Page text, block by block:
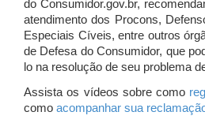
do Consumidor.gov.br,
atendimento dos Procons,
Especiais Cíveis, entre outros
de Defesa do Consumidor, que
lo na resolução de seu problema
Assista os vídeos sobre como
como acompanhar sua